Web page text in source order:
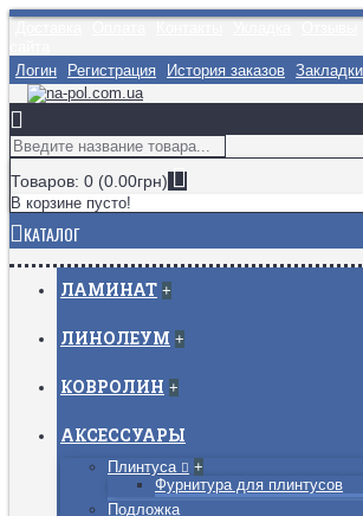
Логин
Регистрация История заказов
Товаров: 0 (0.00грн)
В корзине пусто!
КАТАЛОГ
ЛАМИНАТ +
ЛИНОЛЕУМ +
КОВРОЛИН +
АКСЕССУАРЫ
Плинтуса
+
Фурнитура для плинтусов
Подложка